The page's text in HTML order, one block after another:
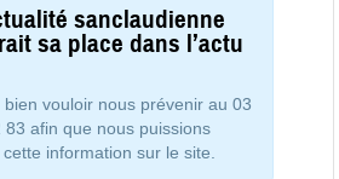
sanclaudienne
sa place dans l’actu
bien vouloir nous prévenir au 03
83 afin que nous puissions
information sur le site.